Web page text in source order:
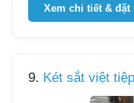
Xem chi tiết & đặt
9. Két sắt việt